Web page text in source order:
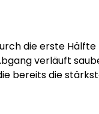
die erste
verläuft
bereits die